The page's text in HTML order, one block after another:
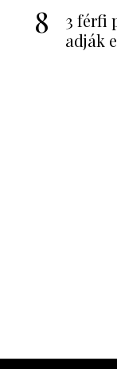
8
3 férfi
adják